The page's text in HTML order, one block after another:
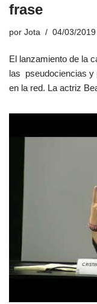
frase
por Jota 04/03/2019
El lanzamiento de la
las pseudociencias y
en la red. La actriz